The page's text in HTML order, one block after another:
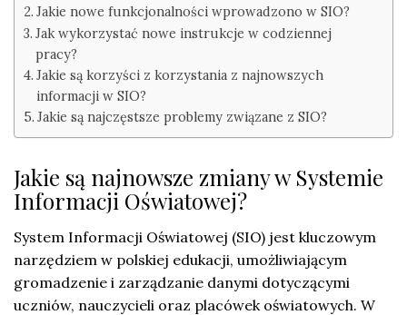
Jakie nowe funkcjonalności wprowadzono w SIO?
Jak wykorzystać nowe instrukcje w codziennej
pracy?
Jakie są korzyści z korzystania z najnowszych
informacji w SIO?
Jakie są najczęstsze problemy związane z SIO?
Jakie są najnowsze zmiany w Systemie
Informacji Oświatowej?
System Informacji Oświatowej (SIO) jest kluczowym
narzędziem w polskiej edukacji, umożliwiającym
gromadzenie i zarządzanie danymi dotyczącymi
uczniów, nauczycieli oraz placówek oświatowych. W